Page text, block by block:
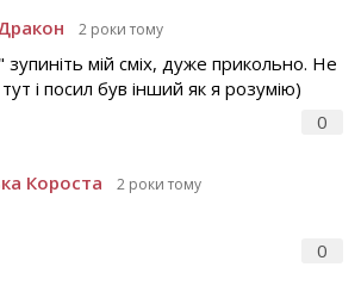
2 роки тому
0
мій сміх, дуже прикольно. Не
і посил був інший як я розумію)
Короста 2 роки тому
0